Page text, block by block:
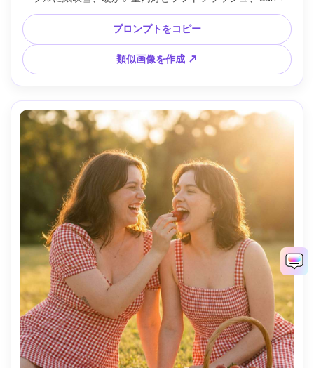
EOS R6 35mm f/1.8、ナチュラルな笑い、浅い被写界深度、
コージーでお祝いの気分、クリスプなディテール＆リアルな
肌質 --ar 4:5
プロンプトをコピー
類似画像を作成 ↗